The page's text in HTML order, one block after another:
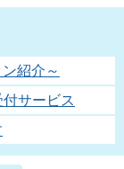
紹介～
サービス